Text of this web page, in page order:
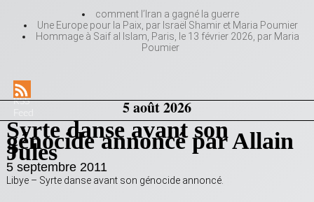
comment l’Iran a gagné la guerre
Une Europe pour la Paix, par Israël Shamir et Maria Poumier
Hommage à Saif al Islam, Paris, le 13 février 2026, par Maria
Poumier
RSS
5 août 2026
Syrte danse avant son
génocide annoncé par Allain
Jules
5 septembre 2011
Libye – Syrte danse avant son génocide annoncé.